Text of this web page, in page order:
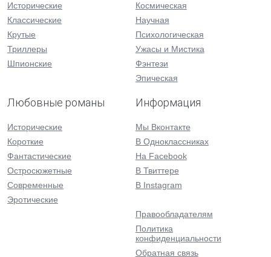
Исторические
Классические
Крутые
Триллеры
Шпионские
Космическая
Научная
Психологическая
Ужасы и Мистика
Фэнтези
Эпическая
Любовные романы
Исторические
Короткие
Фантастические
Остросюжетные
Современные
Эротические
Информация
Мы Вконтакте
В Одноклассниках
На Facebook
В Твиттере
В Instagram
Правообладателям
Политика
конфиденциальности
Обратная связь